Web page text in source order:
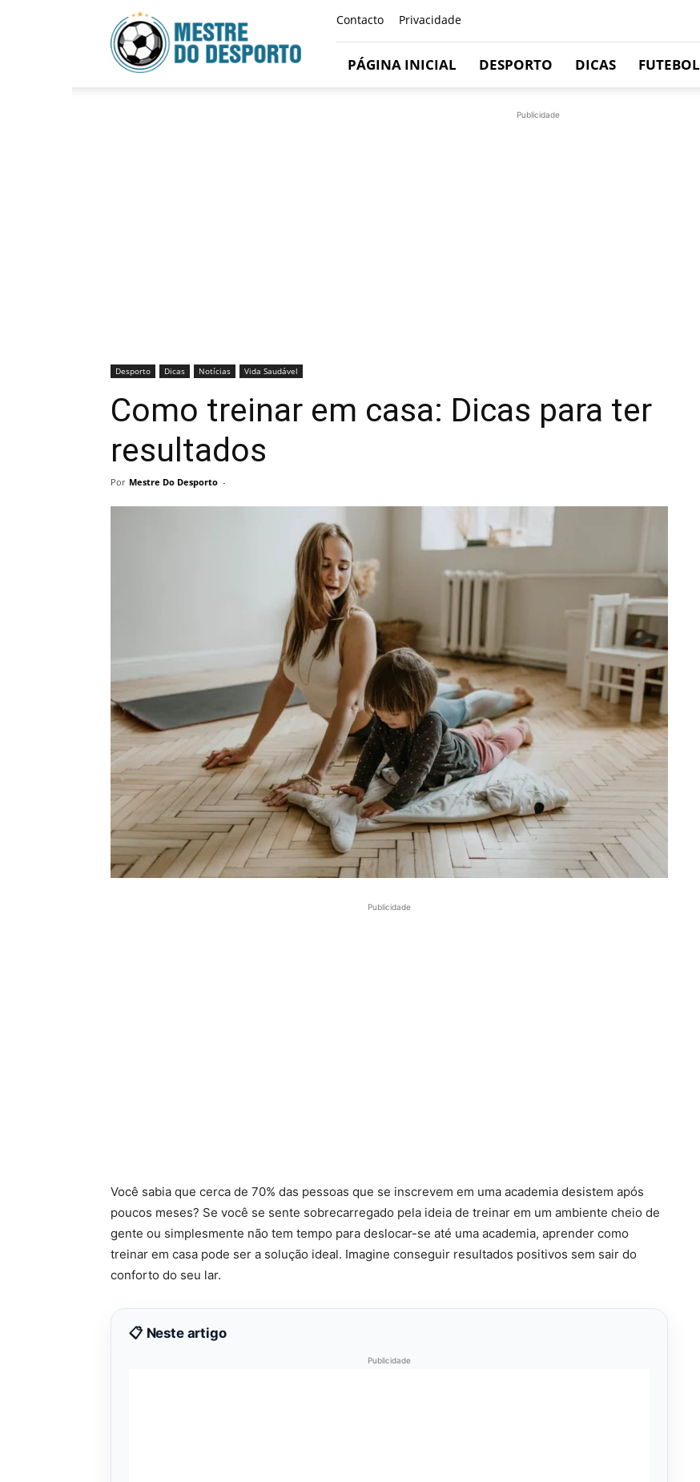
Mestre
Do
Desporto
Contacto Privacidade
PÁGINA INICIAL DESPORTO DICAS FUTEBOL
Publicidade
Desporto Dicas Notícias Vida Saudável
Como treinar em casa: Dicas para ter
resultados
Por Mestre Do Desporto -
Publicidade
Você sabia que cerca de 70% das pessoas que se inscrevem em uma academia desistem após
poucos meses? Se você se sente sobrecarregado pela ideia de treinar em um ambiente cheio de
gente ou simplesmente não tem tempo para deslocar-se até uma academia, aprender como
treinar em casa pode ser a solução ideal. Imagine conseguir resultados positivos sem sair do
conforto do seu lar.
📋 Neste artigo
Publicidade